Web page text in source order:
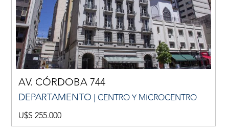
AV. CÓRDOBA 744
DEPARTAMENTO | CENTRO Y MICROCENTRO
U$S 255.000